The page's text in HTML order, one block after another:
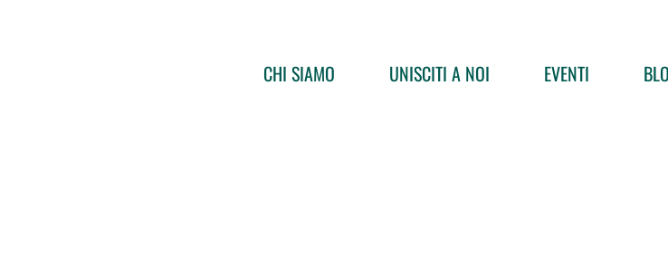
CHI SIAMO UNISCITI A NOI EVENTI